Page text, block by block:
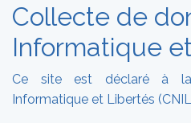
Collecte de
Informatique
Ce site est déclaré à la
Informatique et Libertés